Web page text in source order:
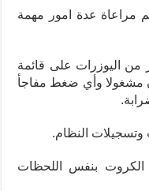
مراعاة عدة امور مهمة
من اليوزرات على قائمة
مشغولا وأي ضغط مفاجأ
النظام.
الكروت بنفس اللحظات